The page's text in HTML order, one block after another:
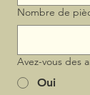
Nombre de
Avez-vous des
Oui